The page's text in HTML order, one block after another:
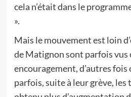
cela n’était dans le
».
Mais le mouvement est loin
de Matignon sont parfois vus
encouragement, d’autres
parfois, suite à leur grève,